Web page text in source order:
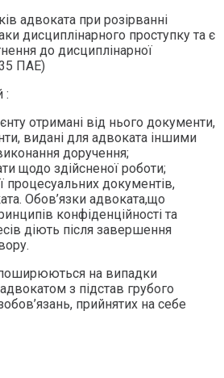
адвоката при розірванні
дисциплінарного проступку та є
до дисциплінарної
35 ПАЕ)
:
отримані від нього документи,
видані для адвоката іншими
доручення;
щодо здійсненої роботи;
процесуальних документів,
Обов’язки адвоката,що
конфіденційності та
діють після завершення
на випадки
з підстав грубого
прийнятих на себе